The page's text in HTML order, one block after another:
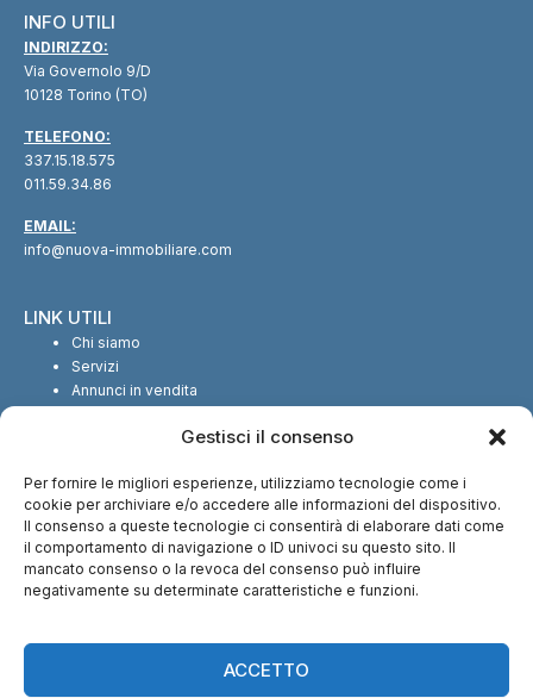
Gestisci il consenso
Per fornire le migliori esperienze, utilizziamo tecnologie come i
cookie per archiviare e/o accedere alle informazioni del dispositivo.
Il consenso a queste tecnologie ci consentirà di elaborare dati come
il comportamento di navigazione o ID univoci su questo sito. Il
mancato consenso o la revoca del consenso può influire
negativamente su determinate caratteristiche e funzioni.
ACCETTO
INFO UTILI
INDIRIZZO:
Via Governolo 9/D
10128 Torino (TO)
TELEFONO:
337.15.18.575
011.59.34.86
EMAIL:
info@nuova-immobiliare.com
LINK UTILI
Chi siamo
Servizi
Annunci in vendita
SEGUICI SUI SOCIAL
CI TROVI ANCHE SU: